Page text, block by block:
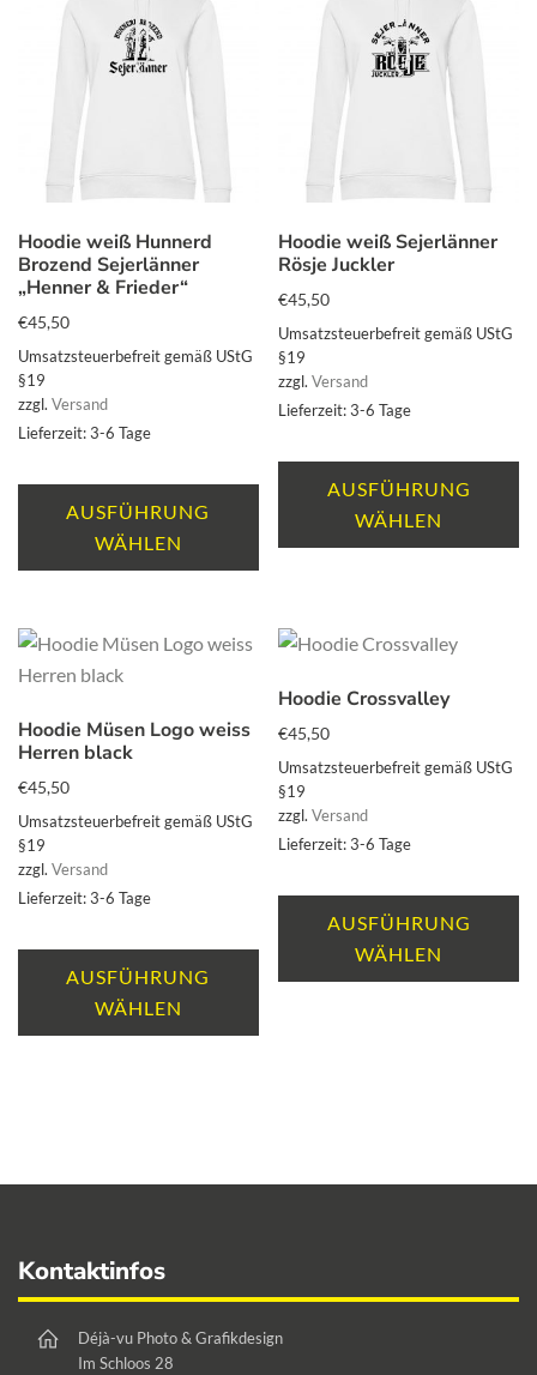
Hoodie weiß Hunnerd
Brozend Sejerlänner
„Henner & Frieder“
€45,50
Umsatzsteuerbefreit gemäß UStG
§19
zzgl. Versand
Lieferzeit: 3-6 Tage
AUSFÜHRUNG
WÄHLEN
Dieses
mehrere
auf.
Optionen
können
auf
der
Produktseite
gewählt
Hoodie weiß Sejerlänner
Rösje Juckler
€45,50
Umsatzsteuerbefreit gemäß UStG
§19
zzgl.Versand
Lieferzeit: 3-6 Tage
AUSFÜHRUNG
WÄHLEN
Hoodie Müsen Logo weiss
Herren black
€45,50
Umsatzsteuerbefreit gemäß UStG
§19
zzgl. Versand
Lieferzeit: 3-6 Tage
AUSFÜHRUNG
WÄHLEN
mehrere
werden
Hoodie Crossvalley
€45,50
Umsatzsteuerbefreit gemäß UStG
§19
zzgl.Versand
Lieferzeit: 3-6 Tage
AUSFÜHRUNG
WÄHLEN
Footer
Kontaktinfos
Déjà-vu Photo & Grafikdesign
Im Schloos 28